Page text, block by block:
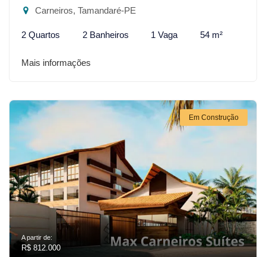
Carneiros, Tamandaré-PE
2 Quartos 2 Banheiros 1 Vaga 54 m²
Mais informações
Em Construção
A partir de:
R$ 812.000